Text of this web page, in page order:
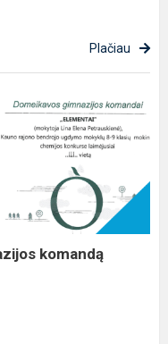
Plačiau
komandą